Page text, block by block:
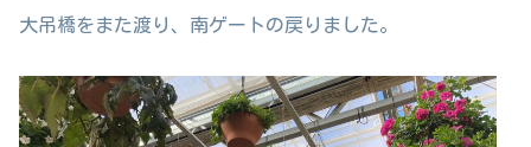
大吊橋をまた渡り、南ゲートの戻りました。